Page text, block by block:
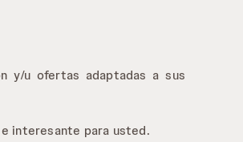
y/u ofertas adaptadas a sus
interesante para usted.